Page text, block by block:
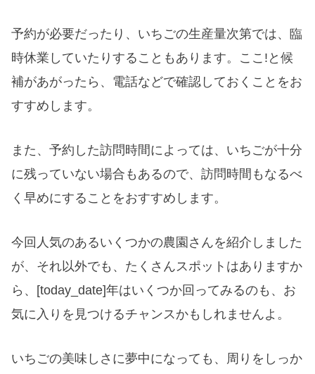
予約が必要だったり、いちごの生産量次第では、臨
時休業していたりすることもあります。ここ!と候
補があがったら、電話などで確認しておくことをお
すすめします。
また、予約した訪問時間によっては、いちごが十分
に残っていない場合もあるので、訪問時間もなるべ
く早めにすることをおすすめします。
今回人気のあるいくつかの農園さんを紹介しました
が、それ以外でも、たくさんスポットはありますか
ら、[today_date]年はいくつか回ってみるのも、お
気に入りを見つけるチャンスかもしれませんよ。
いちごの美味しさに夢中になっても、周りをしっか